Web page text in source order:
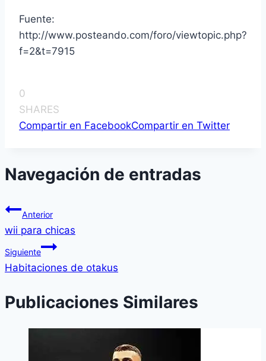
Fuente:
http://www.posteando.com/foro/viewtopic.php?
f=2&t=7915
0
SHARES
Compartir en FacebookCompartir en Twitter
Navegación de entradas
Anterior
wii para chicas
Siguiente
Habitaciones de otakus
Publicaciones Similares